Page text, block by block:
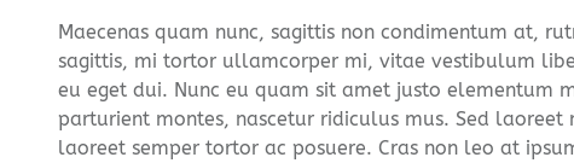
Maecenas quam nunc, sagittis non condimentum at,
sagittis, mi tortor ullamcorper mi, vitae vestibulum
eu eget dui. Nunc eu quam sit amet justo elementum
parturient montes, nascetur ridiculus mus. Sed
laoreet semper tortor ac posuere. Cras non leo at